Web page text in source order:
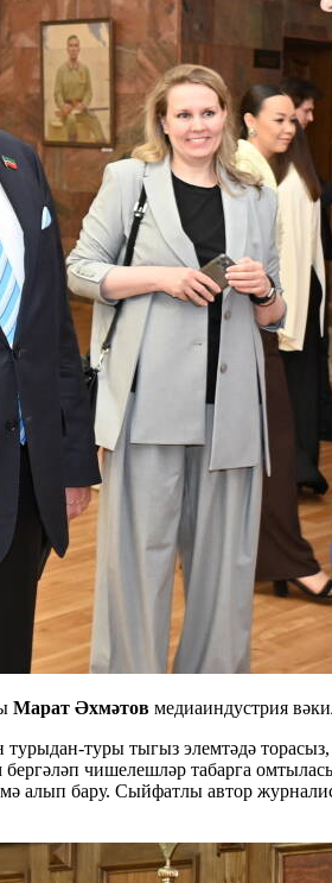
Марат Әхмәтов медиаиндустрия
туры тыгыз элемтәдә
чишелешләр табарга
алып бару. Сыйфатлы автор